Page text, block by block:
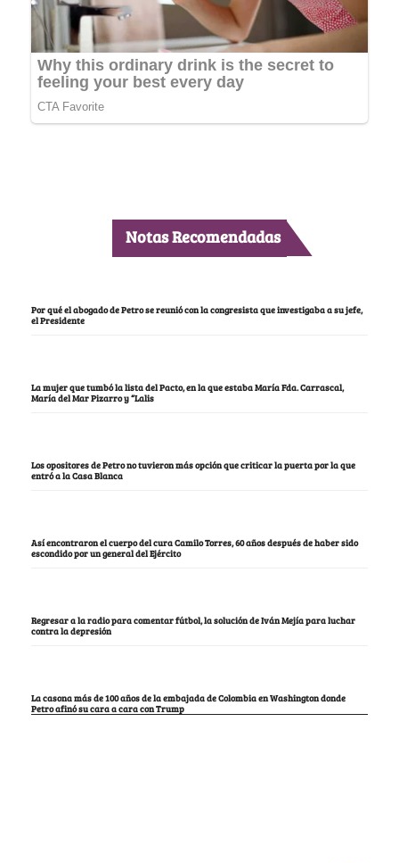
Notas Recomendadas
Por qué el abogado de Petro se reunió con la congresista que investigaba a su jefe,
el Presidente
La mujer que tumbó la lista del Pacto, en la que estaba María Fda. Carrascal,
María del Mar Pizarro y “Lalis
Los opositores de Petro no tuvieron más opción que criticar la puerta por la que
entró a la Casa Blanca
Así encontraron el cuerpo del cura Camilo Torres, 60 años después de haber sido
escondido por un general del Ejército
Regresar a la radio para comentar fútbol, la solución de Iván Mejía para luchar
contra la depresión
La casona más de 100 años de la embajada de Colombia en Washington donde
Petro afinó su cara a cara con Trump